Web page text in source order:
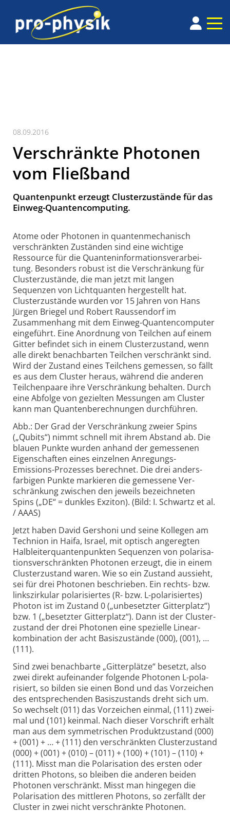
08.09.2016
Verschränkte Photonen
vom Fließband
Quantenpunkt erzeugt Clusterzustände für das
Ein­weg-Quanten­computing.
Atome oder Photonen in quantenmechanisch
verschränkten Zuständen sind eine wichtige
Ressource für die Quanten­infor­mations­ver­arbei­
tung. Besonders robust ist die Verschränkung für
Cluster­zu­stände, die man jetzt mit langen
Sequenzen von Licht­quanten herge­stellt hat.
Cluster­zu­stände wurden vor 15 Jahren von Hans
Jürgen Briegel und Robert Raussen­dorf im
Zusammen­hang mit dem Ein­weg-Quanten­computer
ein­ge­führt. Eine Anord­nung von Teilchen auf einem
Gitter befindet sich in einem Cluster­zustand, wenn
alle direkt benach­barten Teilchen verschränkt sind.
Wird der Zustand eines Teilchens gemessen, so fällt
es aus dem Cluster heraus, während die anderen
Teilchen­paare ihre Verschränkung behalten. Durch
eine Abfolge von gezielten Messungen am Cluster
kann man Quanten­berech­nungen durch­führen.
Abb.: Der Grad der Verschränkung zweier Spins
(„Qubits“) nimmt schnell mit ihrem Abstand ab. Die
blauen Punkte wurden anhand der ge­mes­senen
Eigen­schaften eines einzelnen Anregungs-
Emissions-Prozesses berechnet. Die drei anders­
farbigen Punkte markieren die gemessene Ver­
schränkung zwischen den jeweils be­zeich­neten
Spins („DE“ = dunkles Exziton). (Bild: I. Schwartz et al.
/ AAAS)
Jetzt haben David Gershoni und seine Kollegen am
Technion in Haifa, Israel, mit optisch ange­regten
Halb­leiter­quanten­punkten Sequenzen von pola­ri­sa­
tions­ver­schränkten Photonen erzeugt, die in einem
Cluster­zustand waren. Wie so ein Zustand aussieht,
sei für drei Photonen beschrieben. Ein rechts- bzw.
links­zirkular polarisiertes (R- bzw. L-pola­ri­siertes)
Photon ist im Zustand 0 („unbe­setzter Gitter­platz“)
bzw. 1 („besetzter Gitter­platz“). Dann ist der Cluster­
zustand der drei Photonen eine spezielle Linear­
kombi­nation der acht Basis­zustände (000), (001), …
(111).
Sind zwei benachbarte „Gitterplätze“ besetzt, also
zwei direkt auf­ein­ander folgende Photonen L-pola­
risiert, so bilden sie einen Bond und das Vor­zeichen
des entspre­chenden Basis­zustands dreht sich um.
So wechselt (011) das Vor­zeichen einmal, (111) zwei­
mal und (101) kein­mal. Nach dieser Vor­schrift erhält
man aus dem symme­trischen Produkt­zustand (000)
+ (001) + … + (111) den ver­schränkten Cluster­zustand
(000) + (001) + (010) – (011) + (100) + (101) – (110) +
(111). Misst man die Polari­sation des ersten oder
dritten Photons, so bleiben die anderen beiden
Photonen verschränkt. Misst man hingegen die
Polari­sation des mitt­leren Photons, so zerfällt der
Cluster in zwei nicht verschränkte Photonen.